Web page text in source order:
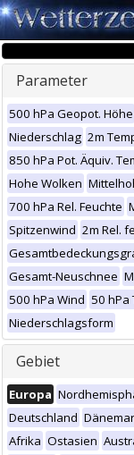
Parameter
500 hPa Geopot. Höhe
Niederschlag 2m
850 hPa Pot. Äquiv.
Hohe Wolken
700 hPa Rel. Feuchte
Spitzenwind 2m Rel.
Gesamt-Neuschnee
500 hPa Wind 50 hPa
Niederschlagsform
Gebiet
Europa
Deutschland
Afrika Ostasien